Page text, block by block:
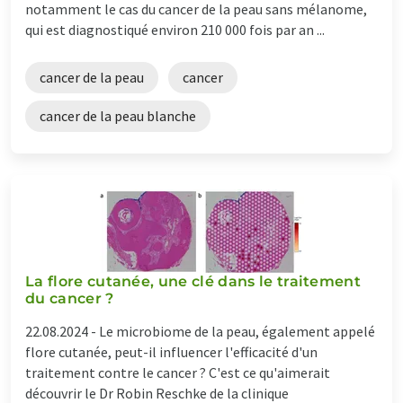
notamment le cas du cancer de la peau sans mélanome,
qui est diagnostiqué environ 210 000 fois par an ...
cancer de la peau cancer
cancer de la peau blanche
La flore cutanée, une clé dans le traitement
du cancer ?
22.08.2024 - Le microbiome de la peau, également appelé
flore cutanée, peut-il influencer l'efficacité d'un
traitement contre le cancer ? C'est ce qu'aimerait
découvrir le Dr Robin Reschke de la clinique